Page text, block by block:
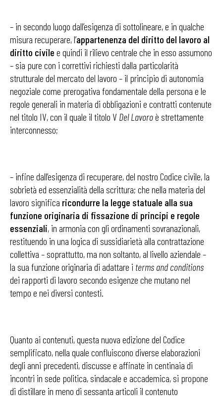
– in secondo luogo dall’esigenza di sottolineare, e in qualche
misura recuperare, l’appartenenza del diritto del lavoro al
diritto civile e quindi il rilievo centrale che in esso assumono
– sia pure con i correttivi richiesti dalla particolarità
strutturale del mercato del lavoro – il principio di autonomia
negoziale come prerogativa fondamentale della persona e le
regole generali in materia di obbligazioni e contratti contenute
nel titolo IV, con il quale il titolo V Del Lavoroè strettamente
interconnesso;
– infine dall’esigenza di recuperare, del nostro Codice civile, la
sobrietà ed essenzialità della scrittura; che nella materia del
lavoro significa ricondurre la legge statuale alla sua
funzione originaria di fissazione di principi e regole
essenziali, in armonia con gli ordinamenti sovranazionali,
restituendo in una logica di sussidiarietà alla contrattazione
collettiva – soprattutto, ma non soltanto, al livello aziendale –
la sua funzione originaria di adattare i terms and conditions
dei rapporti di lavoro secondo esigenze che mutano nel
tempo e nei diversi contesti.
Quanto ai contenuti, questa nuova edizione del Codice
semplificato, nella quale confluiscono diverse elaborazioni
degli anni precedenti, discusse e affinate in centinaia di
incontri in sede politica, sindacale e accademica, si propone
di distillare in meno di sessanta articoli il contenuto